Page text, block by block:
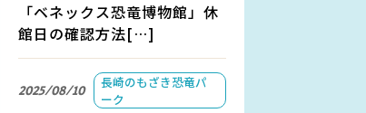
「ベネックス恐竜博物館」休
館日の確認方法[…]
2025/08/10
長崎のもざき恐竜パ
ーク